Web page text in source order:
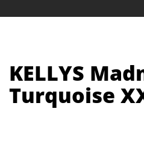
KELLYS
Turquoise